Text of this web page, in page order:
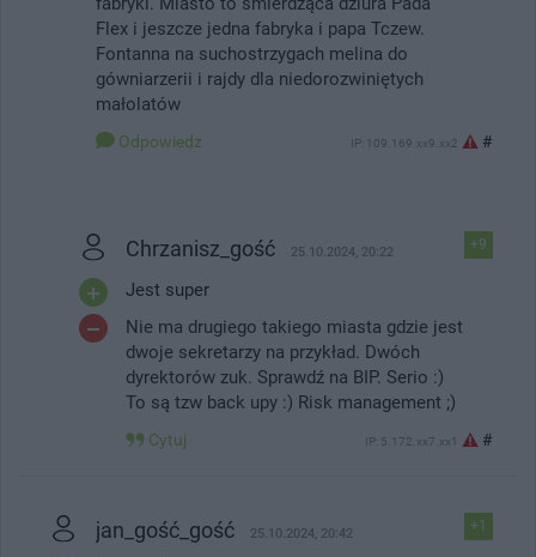
Flex i jeszcze jedna fabryka i papa Tczew.
Fontanna na suchostrzygach melina do
gówniarzerii i rajdy dla niedorozwiniętych
małolatów
Odpowiedz IP: 109.169.xx9.xx2 #
+9
Chrzanisz_gość 25.10.2024, 20:22
Jest super
Nie ma drugiego takiego miasta gdzie jest
dwoje sekretarzy na przykład. Dwóch
dyrektorów zuk. Sprawdź na BIP. Serio :)
To są tzw back upy :) Risk management ;)
Cytuj IP: 5.172.xx7.xx1 #
+1
jan_gość_gość 25.10.2024, 20:42